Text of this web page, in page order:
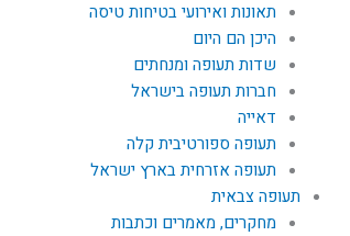
תאונות ואירועי בטיחות טיסה
היכן הם היום
שדות תעופה ומנחתים
חברות תעופה בישראל
דאייה
תעופה ספורטיבית קלה
תעופה אזרחית בארץ ישראל
תעופה צבאית
מחקרים, מאמרים וכתבות